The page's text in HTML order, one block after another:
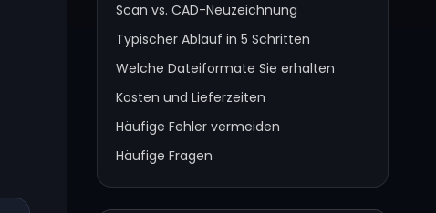
Scan vs. CAD-Neuzeichnung
Typischer Ablauf in 5 Schritten
Welche Dateiformate Sie erhalten
Kosten und Lieferzeiten
Häufige Fehler vermeiden
Häufige Fragen